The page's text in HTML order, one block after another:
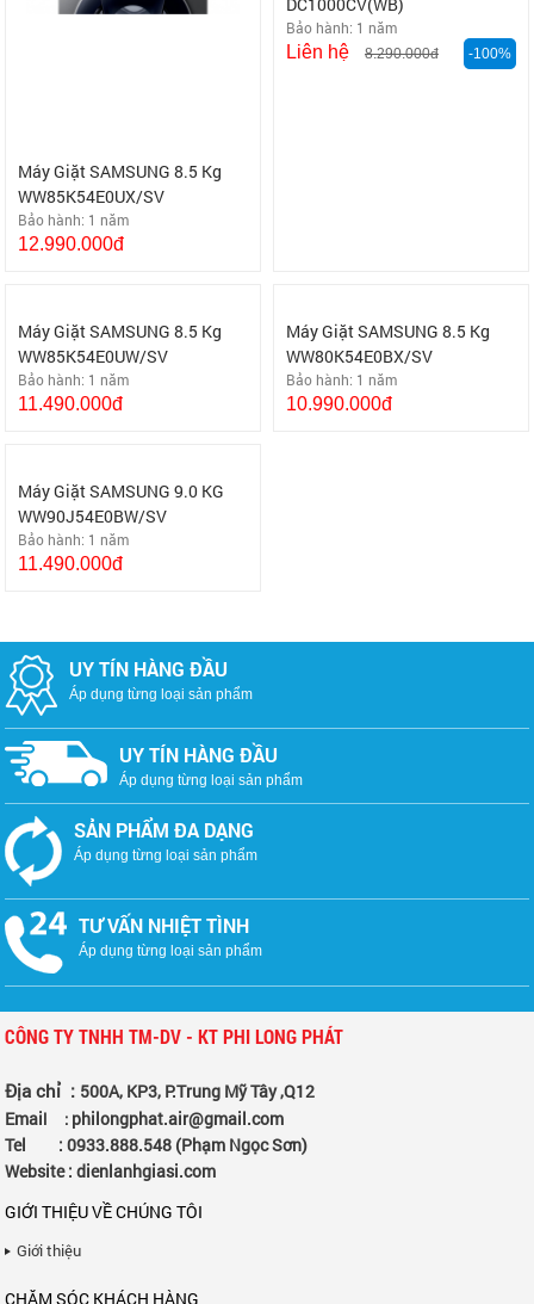
Máy Giặt SAMSUNG 8.5 Kg
WW85K54E0UX/SV
Bảo hành: 1 năm
12.990.000đ
Máy Giặt SAMSUNG 8.5 Kg
WW85K54E0UW/SV
Bảo hành: 1 năm
Máy Giặt SAMSUNG 9.0 KG
WW90J54E0BW/SV
Bảo hành: 1 năm
11.490.000đ
Áp dụng từng loại sản phẩm
UY TÍN HÀNG ĐẦU
Áp dụng từng loại sản phẩm
SẢN PHẨM ĐA DẠNG